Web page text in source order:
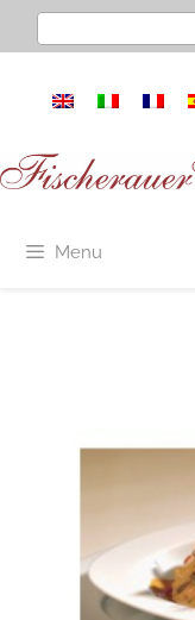
Inhalt
Menu